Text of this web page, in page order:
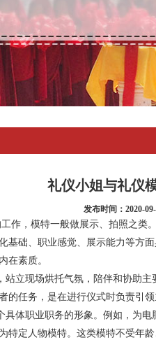
礼仪小姐与礼仪
发布时间：2020-
作，模特一般做展示、拍照之类。
基础、职业感觉、展示能力等方
在素质。
站立现场烘托气氛，陪伴和协助
的任务，是在进行仪式时负责引领
体职业职务的形象。例如，为电
特定人物模特。这类模特不受年